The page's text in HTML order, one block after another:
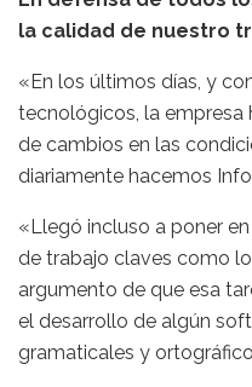
la calidad de nuestro
«En los últimos días, y
tecnológicos, la empresa
de cambios en las
diariamente hacemos
«Llegó incluso a poner
de trabajo claves como
argumento de que esa
el desarrollo de algún
gramaticales y